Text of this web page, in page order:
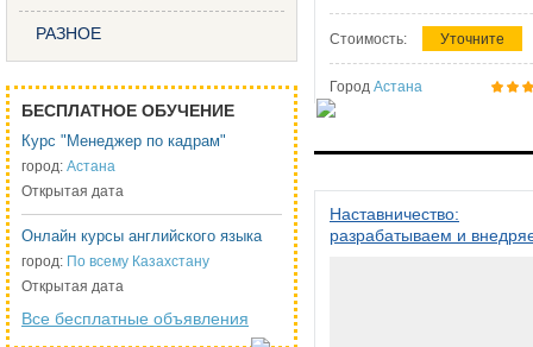
РАЗНОЕ
БЕСПЛАТНОЕ ОБУЧЕНИЕ
Курс "Менеджер по кадрам"
город: Астана
Открытая дата
Онлайн курсы английского языка
город: По всему Казахстану
Открытая дата
Все бесплатные объявления
Стоимость: Уточните
Город Астана
Наставничество:
разрабатываем и